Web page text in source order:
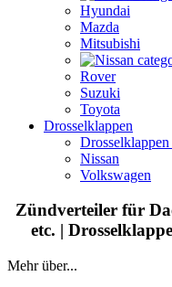
Hyundai
Mazda
Mitsubishi
Rover
Suzuki
Toyota
Drosselklappen
Drosselklappen
Nissan
Volkswagen
Zündverteiler für
etc. |
Mehr über...